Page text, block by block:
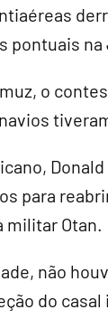
pontuais na
o
para
militar Otan.
não
do